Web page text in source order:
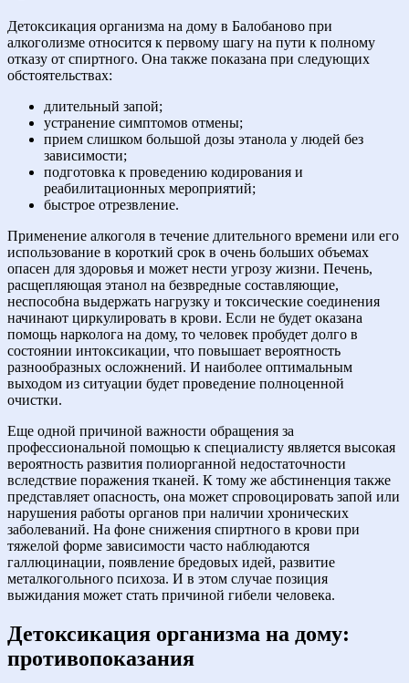
Детоксикация организма на дому в Балобаново при
алкоголизме относится к первому шагу на пути к полному
отказу от спиртного. Она также показана при следующих
обстоятельствах:
длительный запой;
устранение симптомов отмены;
прием слишком большой дозы этанола у людей без
зависимости;
подготовка к проведению кодирования и
реабилитационных мероприятий;
быстрое отрезвление.
Применение алкоголя в течение длительного времени или его
использование в короткий срок в очень больших объемах
опасен для здоровья и может нести угрозу жизни. Печень,
расщепляющая этанол на безвредные составляющие,
неспособна выдержать нагрузку и токсические соединения
начинают циркулировать в крови. Если не будет оказана
помощь нарколога на дому, то человек пробудет долго в
состоянии интоксикации, что повышает вероятность
разнообразных осложнений. И наиболее оптимальным
выходом из ситуации будет проведение полноценной
очистки.
Еще одной причиной важности обращения за
профессиональной помощью к специалисту является высокая
вероятность развития полиорганной недостаточности
вследствие поражения тканей. К тому же абстиненция также
представляет опасность, она может спровоцировать запой или
нарушения работы органов при наличии хронических
заболеваний. На фоне снижения спиртного в крови при
тяжелой форме зависимости часто наблюдаются
галлюцинации, появление бредовых идей, развитие
металкогольного психоза. И в этом случае позиция
выжидания может стать причиной гибели человека.
Детоксикация организма на дому:
противопоказания